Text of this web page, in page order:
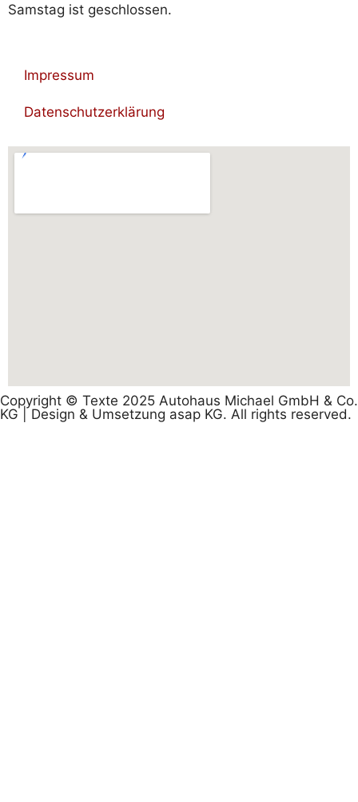
Samstag ist geschlossen.
Impressum
Datenschutzerklärung
Copyright © Texte 2025 Autohaus Michael GmbH & Co.
KG | Design & Umsetzung asap KG. All rights reserved.